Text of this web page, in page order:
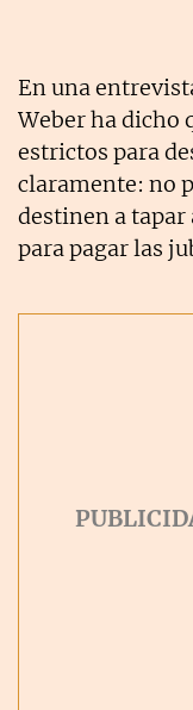
En una
Weber ha dicho
estrictos para
claramente: no
destinen a tapar
para pagar las